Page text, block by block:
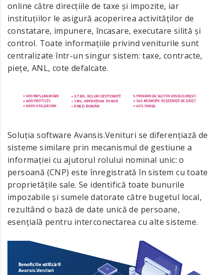
online către direcțiile de taxe și impozite, iar
instituțiilor le asigură acoperirea activităților de
constatare, impunere, încasare, executare silită și
control. Toate informațiile privind veniturile sunt
centralizate într-un singur sistem: taxe, contracte,
piețe, ANL, cote defalcate.
Soluția software Avansis.Venituri se diferențiază de
sisteme similare prin mecanismul de gestiune a
informației cu ajutorul rolului nominal unic: o
persoană (CNP) este înregistrată în sistem cu toate
proprietățile sale. Se identifică toate bunurile
impozabile și sumele datorate către bugetul local,
rezultând o bază de date unică de persoane,
esențială pentru interconectarea cu alte sisteme.